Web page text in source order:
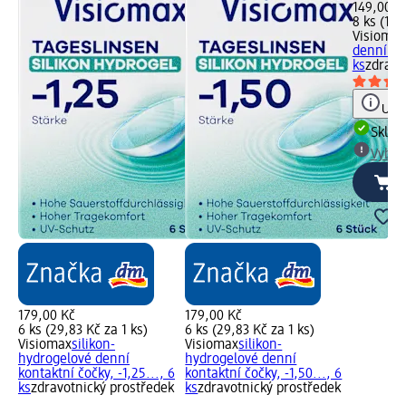
179,00 Kč
6 ks (29,83 Kč za 1 ks)
Visiomaxsilikon-
hydrogelové denní
kontaktní čočky, -1,25..., 6
kszdravotnický prostředek
179,00 Kč
6 ks (29,83 Kč za 1 ks)
Visiomaxsilikon-
hydrogelové denní
kontaktní čočky, -1,50..., 6
kszdravotnický prostředek
149,00
8 ks
Visiomax
denní -
ks